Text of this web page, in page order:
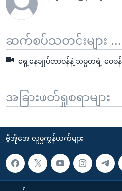
ဆက်စပ်သတင်းများ ...
ရှေ့နေချုပ်တာဝန်နဲ့ သမ္မတရဲ့ ဝေဖ
အခြားဖတ်ရှုစရာများ
ဗွီအိုအေ လူမှုကွန်ယက်များ